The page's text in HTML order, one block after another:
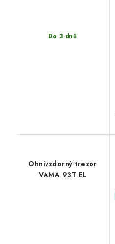
Do 3 dnů
Ohnivzdorný trezor
VAMA 93T EL